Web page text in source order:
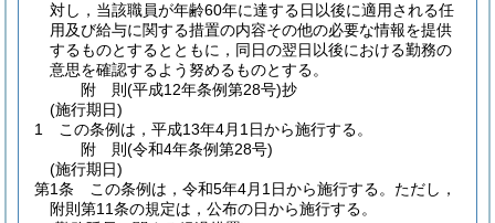
対し，当該職員が年齢60年に達する日以後に適用される任
用及び給与に関する措置の内容その他の必要な情報を提供
するものとするとともに，同日の翌日以後における勤務の
意思を確認するよう努めるものとする。
附 則(平成12年条例第28号)抄
(施行期日)
1
この条例は，平成13年4月1日から施行する。
附 則(令和4年条例第28号)
(施行期日)
第1条
この条例は，令和5年4月1日から施行する。 ただし，
附則第11条の規定は，公布の日から施行する。